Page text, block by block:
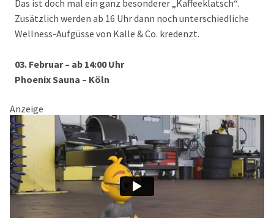
Das ist doch mal ein ganz besonderer „Kaffeeklatsch“.
Zusätzlich werden ab 16 Uhr dann noch unterschiedliche
Wellness-Aufgüsse von Kalle & Co. kredenzt.
03. Februar – ab 14:00 Uhr
Phoenix Sauna – Köln
Anzeige